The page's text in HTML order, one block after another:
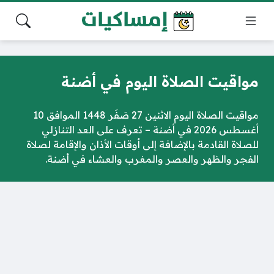
مواقيت الصلاة اليوم في أضنة
مواقيت الصلاة اليوم الاثنين 27 صَفَر 1448 الموافق 10
أغسطس 2026 في أضنة – تعرف على العد التنازلي
للصلاة القادمة بالإضافة إلى أوقات الأذان والإقامة لصلاة
الفجر والظهر والعصر والمغرب والعشاء في أضنة.